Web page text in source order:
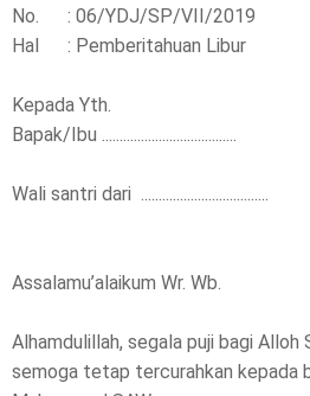
No. : 06/YDJ/SP/VII/2019
Hal : Pemberitahuan Libur
Kepada Yth.
Bapak/Ibu ......................................
Wali santri dari ....................................
Assalamu’alaikum Wr. Wb.
Alhamdulillah, segala puji bagi Alloh
semoga tetap tercurahkan kepada